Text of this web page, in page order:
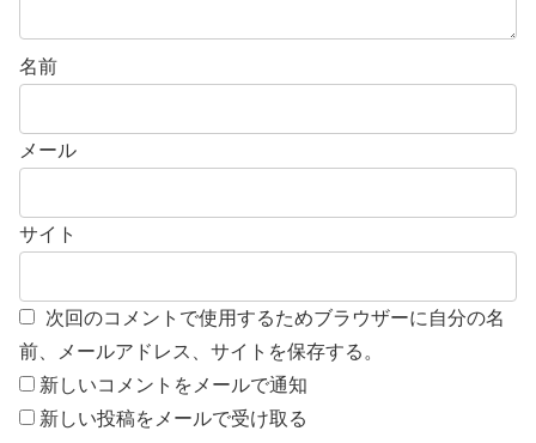
名前
メール
サイト
次回のコメントで使用するためブラウザーに自分の名
前、メールアドレス、サイトを保存する。
新しいコメントをメールで通知
新しい投稿をメールで受け取る